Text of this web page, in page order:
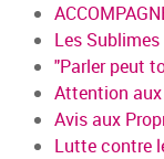
Les
"Parler peut
Attention
Avis aux
Lutte contre